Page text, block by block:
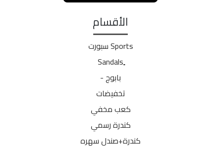
الأقسام
Sports سبورت
بابوج -
تخفيضات
كعب مخفي
كندرة رسمي
كندرة+صندل سهره